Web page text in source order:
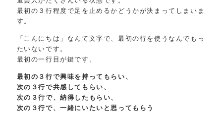
最初の３行程度で足を止めるかどうかが決まってしまいま
す。
「こんにちは」なんて文字で、最初の行を使うなんでもっ
たいないです。
最初の一行目が鍵です。
最初の３行で興味を持ってもらい、
次の３行で共感してもらい、
次の３行で、納得したもらい、
次の３行で、一緒にいたいと思ってもらう